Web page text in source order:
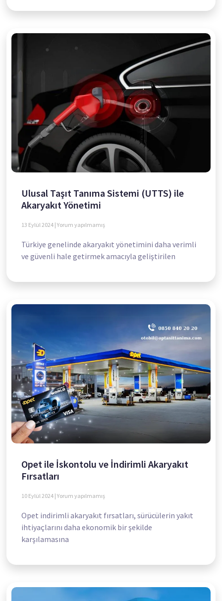
Ulusal Taşıt Tanıma Sistemi (UTTS) ile
Akaryakıt Yönetimi
13 Eylül 2024 Yorum yapılmamış
Türkiye genelinde akaryakıt yönetimini daha verimli
ve güvenli hale getirmek amacıyla geliştirilen
Opet ile İskontolu ve İndirimli Akaryakıt
Fırsatları
10 Eylül 2024 Yorum yapılmamış
Opet indirimli akaryakıt fırsatları, sürücülerin yakıt
ihtiyaçlarını daha ekonomik bir şekilde
karşılamasına